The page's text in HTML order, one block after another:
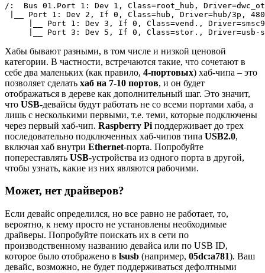
/:  Bus 01 .Port 1 : Dev 1 , Class=root_hub, Driver=
__ Port 1 : Dev 2 , If 0 , Class=hub, Driver=hub/3p,
__ Port 1 : Dev 3 , If 0 , Class=vend., Driver=
__ Port 3 : Dev 5 , If 0 , Class=stor., Driver=
Хабы бывают разными, в том числе и низкой ценовой
категории. В частности, встречаются такие, что сочетают в
себе два маленьких (как правило, 4-портовых) хаб-чипа – это
позволяет сделать хаб на 7-10 портов, и он будет
отображаться в дереве как дополнительный шаг. Это значит,
что USB-девайсы будут работать не со всеми портами хаба, а
лишь с несколькими первыми, т.е. теми, которые подключены
через первый хаб-чип. Raspberry Pi поддерживает до трех
последовательно подключенных хаб-чипов типа USB2.0,
включая хаб внутри Ethernet-порта. Попробуйте
попереставлять USB-устройства из одного порта в другой,
чтобы узнать, какие из них являются рабочими.
Может, нет драйверов?
Если девайс определился, но все равно не работает, то,
вероятно, к нему просто не установлены необходимые
драйверы. Попробуйте поискать их в сети по
производственному названию девайса или по USB ID,
которое было отображено в lsusb (например, 05dc:a781). Ваш
девайс, возможно, не будет поддерживаться дефолтными